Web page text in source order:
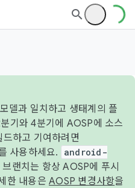
델과 일치하고 생태계의 플
기와 4분기에 AOSP에 소스
하고 기여하려면
사용하세요.
android-
랜치는 항상 AOSP에 푸시
한 내용은 AOSP 변경사항을